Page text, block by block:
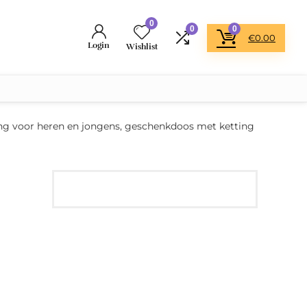
Login
0
Wishlist
0 0
€0.00
voor heren en jongens, geschenkdoos met ketting